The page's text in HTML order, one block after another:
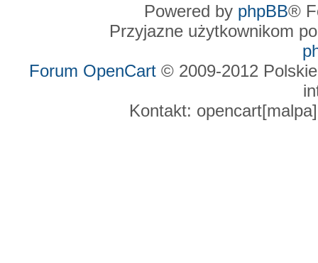
Powered by phpBB®
Przyjazne użytkownikom
Forum OpenCart © 2009-2012
Kontakt: